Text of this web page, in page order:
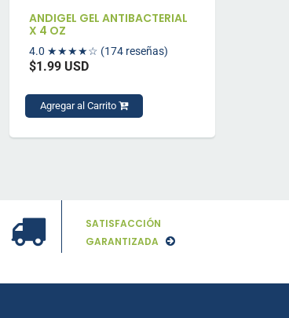
ANDIGEL GEL ANTIBACTERIAL
X 4 OZ
4.0 ★★★★☆ (174 reseñas)
$1.99 USD
Agregar al Carrito
SATISFACCIÓN
GARANTIZADA